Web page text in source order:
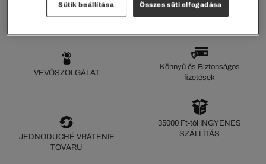
VEVŐSZOLGÁLAT
Könnyű és Biztonságos
fizetések
JEDNODUCHÉ VRÁTENIE
TOVARU
35000 Ft-tól INGYENES
SZÁLLÍTÁS
Sütik beállítása Összes süti elfogadása